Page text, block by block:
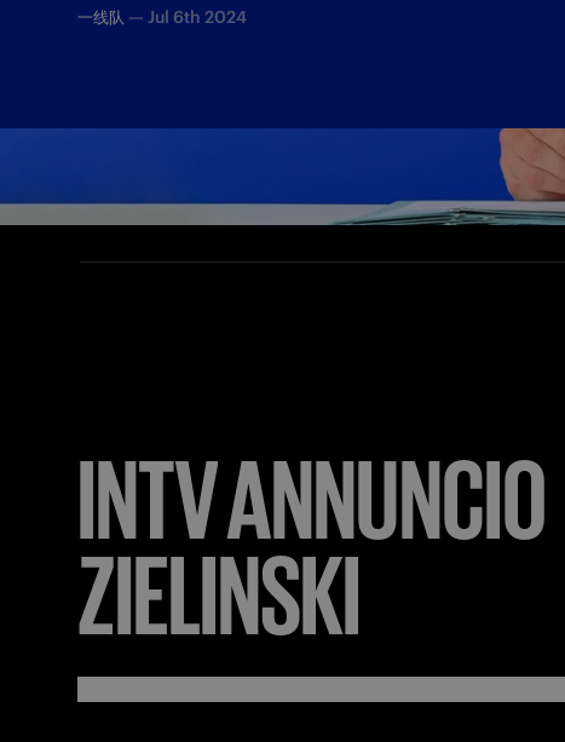
一线队 — Jul 6th 2024
The first words from the new Nerazzurri
INTVANNUNCIO
ZIELINSKI